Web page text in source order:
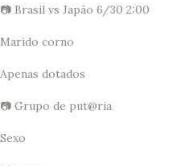
📷 Brasil vs Japão 6/30 2:00
Marido corno
Apenas dotados
📷 Grupo de put@ria
Sexo